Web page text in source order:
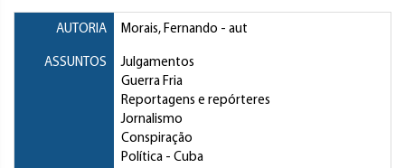
AUTORIA Morais, Fernando - aut
ASSUNTOS
Julgamentos
Guerra Fria
Reportagens e repórteres
Jornalismo
Conspiração
Política - Cuba